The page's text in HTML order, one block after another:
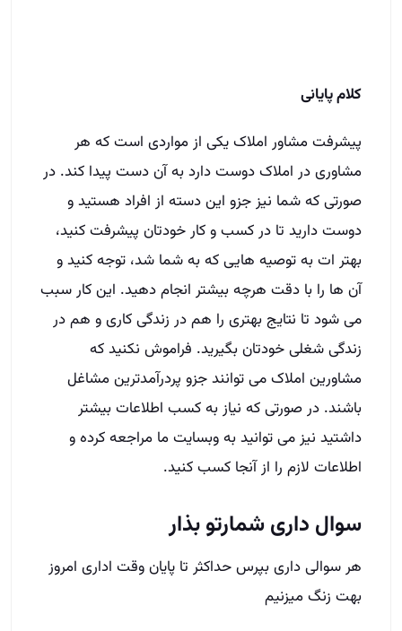
کلام پایانی
پیشرفت مشاور املاک یکی از مواردی است که هر
مشاوری در املاک دوست دارد به آن دست پیدا کند. در
صورتی که شما نیز جزو این دسته از افراد هستید و
دوست دارید تا در کسب و کار خودتان پیشرفت کنید،
بهتر ات به توصیه هایی که به شما شد، توجه کنید و
آن ها را با دقت هرچه بیشتر انجام دهید. این کار سبب
می شود تا نتایج بهتری را هم در زندگی کاری و هم در
زندگی شغلی خودتان بگیرید. فراموش نکنید که
مشاورین املاک می توانند جزو پردرآمدترین مشاغل
باشند. در صورتی که نیاز به کسب اطلاعات بیشتر
داشتید نیز می توانید به وبسایت ما مراجعه کرده و
اطلاعات لازم را از آنجا کسب کنید.
سوال داری شمارتو بذار
هر سوالی داری بپرس حداکثر تا پایان وقت اداری امروز
بهت زنگ میزنیم